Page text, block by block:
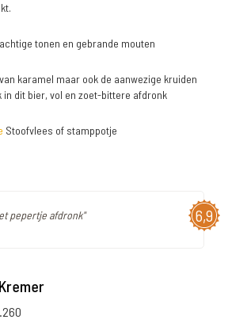
tonen en gebrande mouten
karamel maar ook de aanwezige kruiden
in dit bier, vol en zoet-bittere afdronk
Stoofvlees of stamppotje
6,9
pepertje afdronk"